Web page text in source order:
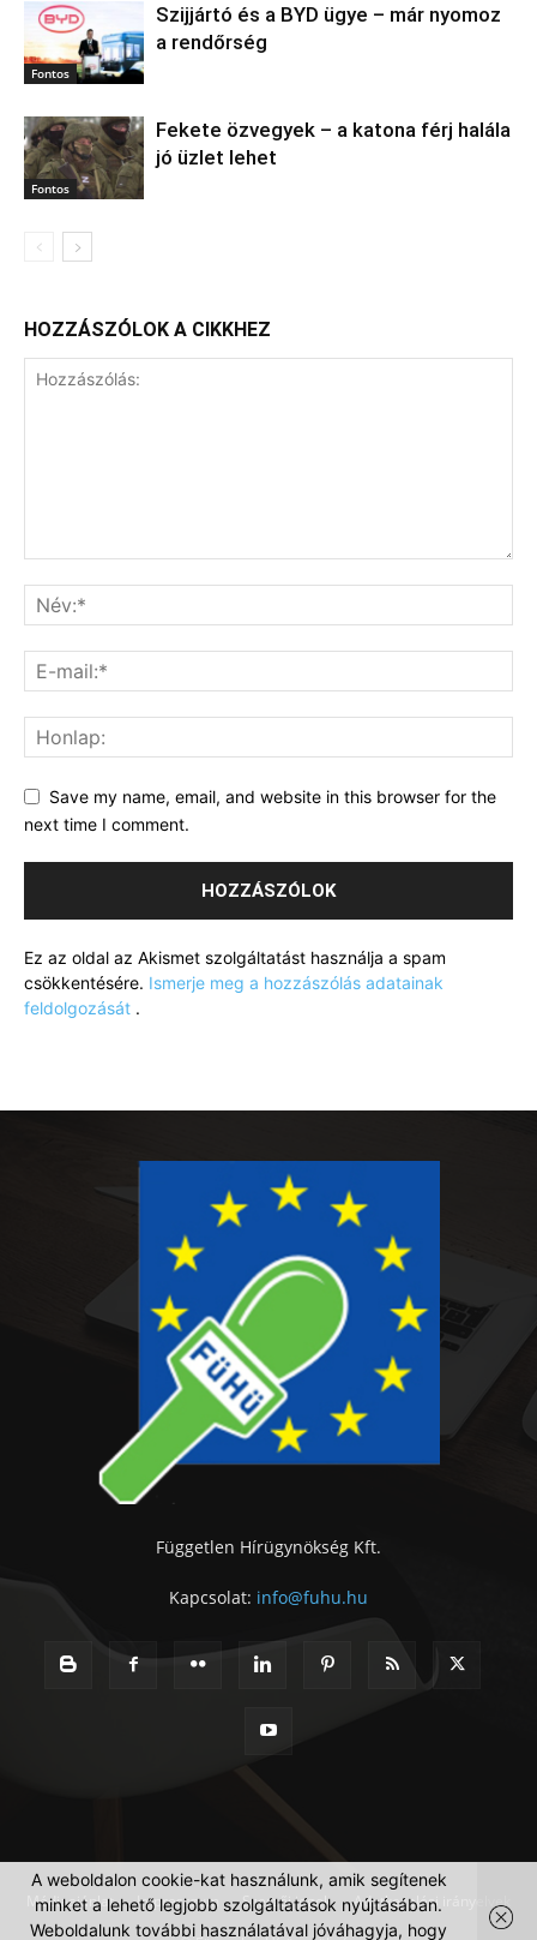
Fontos
Szijjártó és a BYD ügye – már nyomoz
a rendőrség
Fontos
Fekete özvegyek – a katona férj halála
jó üzlet lehet
HOZZÁSZÓLOK A CIKKHEZ
Save my name, email, and website in this browser for the
next time I comment.
Ez az oldal az Akismet szolgáltatást használja a spam
csökkentésére. Ismerje meg a hozzászólás adatainak
feldolgozását .
Független Hírügynökség Kft.
Kapcsolat: info@fuhu.hu
Médiaajánlat Impresszum Szerzői jogok Adatkezelési irányelvek
A weboldalon cookie-kat használunk, amik segítenek
minket a lehető legjobb szolgáltatások nyújtásában.
Weboldalunk további használatával jóváhagyja, hogy